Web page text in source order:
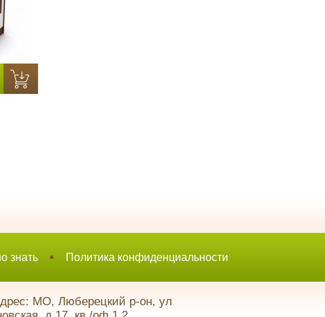
знать • Политика конфиденциальности
МО, Люберецкий р-он, ул